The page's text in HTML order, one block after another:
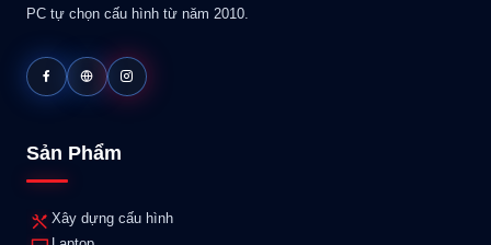
PC tự chọn cấu hình từ năm 2010.
Sản Phẩm
Xây dựng cấu hình